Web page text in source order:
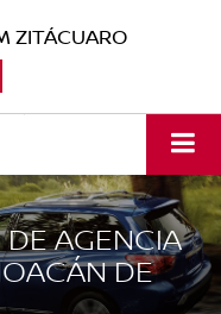
ZITÁCUARO
AGENCIA
DE